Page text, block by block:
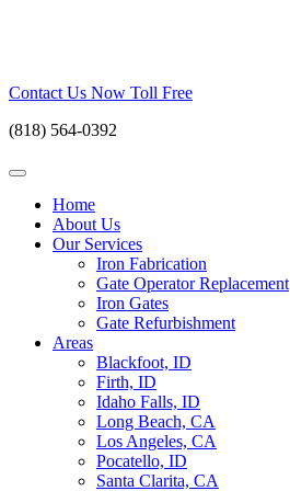
Contact Us Now Toll Free
(818) 564-0392
Home
About Us
Our Services
Iron Fabrication
Gate Operator Replacement
Iron Gates
Gate Refurbishment
Areas
Blackfoot, ID
Firth, ID
Idaho Falls, ID
Long Beach, CA
Los Angeles, CA
Pocatello, ID
Santa Clarita, CA